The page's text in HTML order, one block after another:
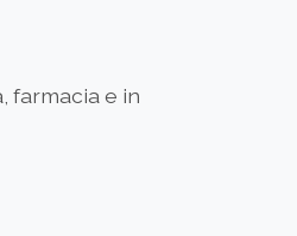
farmacia e in